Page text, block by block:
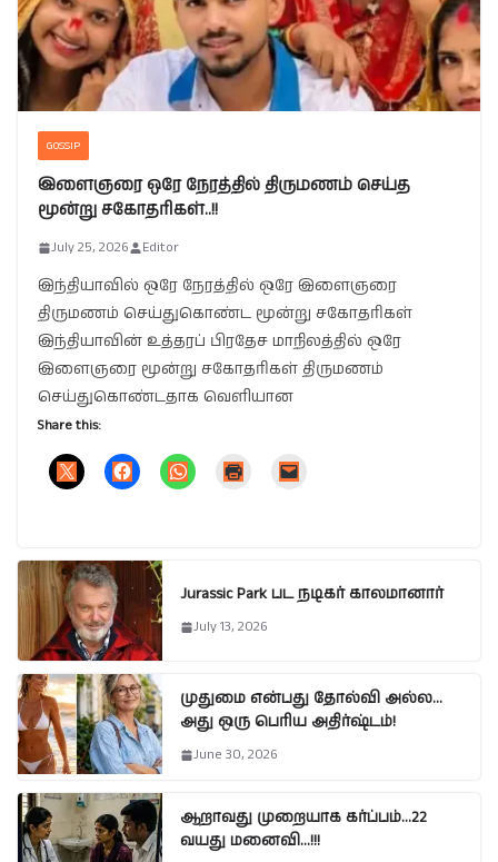
GOSSIP
இளைஞரை ஒரே நேரத்தில் திருமணம் செய்த
மூன்று சகோதரிகள்..!!
July 25, 2026 Editor
இந்தியாவில் ஒரே நேரத்தில் ஒரே இளைஞரை
திருமணம் செய்துகொண்ட மூன்று சகோதரிகள்
இந்தியாவின் உத்தரப் பிரதேச மாநிலத்தில் ஒரே
இளைஞரை மூன்று சகோதரிகள் திருமணம்
செய்துகொண்டதாக வெளியான
Share this:
Jurassic Park பட நடிகர் காலமானார்
July 13, 2026
முதுமை என்பது தோல்வி அல்ல…
அது ஒரு பெரிய அதிர்ஷ்டம்!
June 30, 2026
ஆறாவது முறையாக கர்ப்பம்…22
வயது மனைவி…!!!